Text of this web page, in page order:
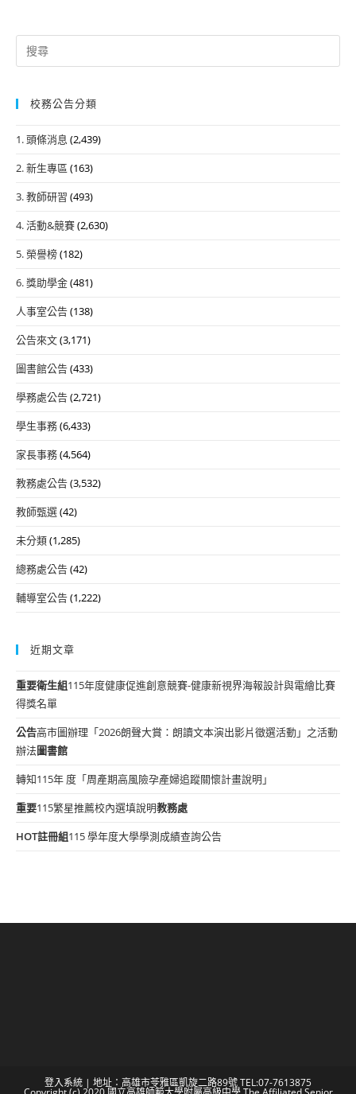
Search
for:
校務公告分類
1. 頭條消息 (2,439)
2. 新生專區 (163)
3. 教師研習 (493)
4. 活動&競賽(2,630)
5. 榮譽榜(182)
6. 獎助學金(481)
人事室公告(138)
公告來文(3,171)
圖書館公告(433)
學務處公告(2,721)
學生事務(6,433)
家長事務(4,564)
教務處公告(3,532)
教師甄選(42)
未分類(1,285)
總務處公告(42)
輔導室公告(1,222)
近期文章
重要衛生組115年度健康促進創意競賽-健康新視界海報設計與電繪比賽
得獎名單
公告高市圖辦理「2026朗聲大賞：朗讀文本演出影片徵選活動」之活動
辦法圖書館
轉知115年 度「周產期高風險孕產婦追蹤關懷計畫說明」
重要115繁星推薦校內選填說明教務處
HOT註冊組115 學年度大學學測成績查詢公告
登入系統 | 地址：高雄市苓雅區凱旋二路89號 TEL:07-7613875